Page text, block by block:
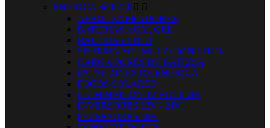
ENERGIA SOLAR  
AEROGENERADORES
BATERIAS AGM, GEL
BATERIAS LITIO
SISTEMA ACUMULACIÓN LITIO
CARGADORES DE BATERIA
ESTACIONES DE ENERGIA
FOCOS SOLARES
ILUMINACION 12 VOLTIOS
INVERSORES 12V / 24V
INVERSORES 48V